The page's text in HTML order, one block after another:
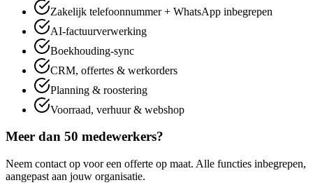
Zakelijk telefoonnummer + WhatsApp inbegrepen
AI-factuurverwerking
Boekhouding-sync
CRM, offertes & werkorders
Planning & roostering
Voorraad, verhuur & webshop
Meer dan 50 medewerkers?
Neem contact op voor een offerte op maat. Alle functies inbegrepen,
aangepast aan jouw organisatie.